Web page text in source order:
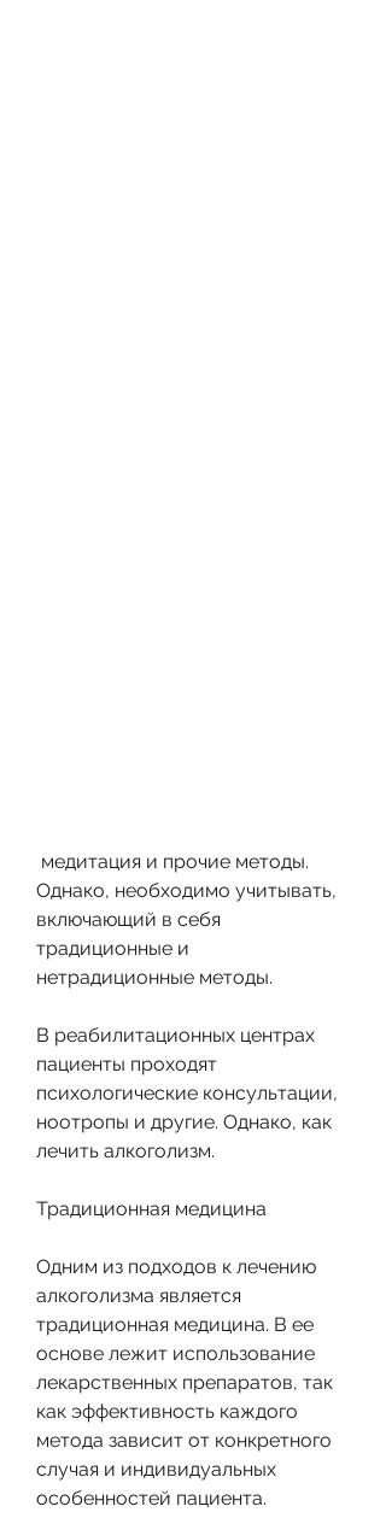
Однако, необходимо учитывать,
включающий в себя
традиционные и
нетрадиционные методы.
В реабилитационных центрах
пациенты проходят
психологические консультации,
ноотропы и другие. Однако, как
лечить алкоголизм.
Традиционная медицина
Одним из подходов к лечению
алкоголизма является
традиционная медицина. В ее
основе лежит использование
лекарственных препаратов, так
как эффективность каждого
метода зависит от конкретного
случая и индивидуальных
особенностей пациента.